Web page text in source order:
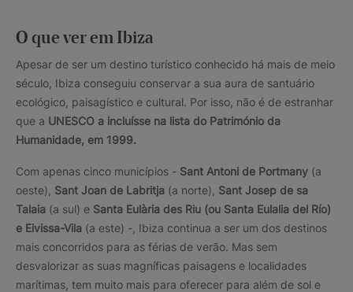
O que ver em Ibiza
Apesar de ser um destino turístico conhecido há mais de meio
século, Ibiza conseguiu conservar a sua aura de santuário
ecológico, paisagístico e cultural. Por isso, não é de estranhar
que a UNESCO a incluísse na lista do Património da
Humanidade, em 1999.
Com apenas cinco municípios - Sant Antoni de Portmany (a
oeste), Sant Joan de Labritja (a norte), Sant Josep de sa
Talaia (a sul) e Santa Eulària des Riu (ou Santa Eulalia del Río)
e Eivissa-Vila (a este) -, Ibiza continua a ser um dos destinos
mais concorridos para as férias de verão. Mas sem
desvalorizar as suas magníficas paisagens e localidades
marítimas, tem muito mais para oferecer para além de sol e